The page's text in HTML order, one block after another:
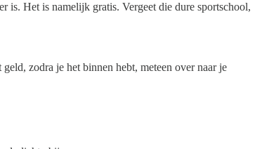
is. Het is namelijk gratis. Vergeet die dure sportschool,
zodra je het binnen hebt, meteen over naar je